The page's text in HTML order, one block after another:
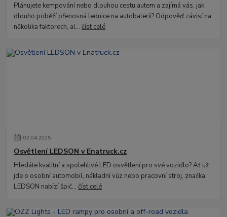
Plánujete kempování nebo dlouhou cestu autem a zajímá vás, jak
dlouho poběží přenosná lednice na autobaterii? Odpověď závisí na
několika faktorech, al...číst celé
02.04.2025
Osvětlení LEDSON v Enatruck.cz
Hledáte kvalitní a spolehlivé LED osvětlení pro své vozidlo? Ať už
jde o osobní automobil, nákladní vůz nebo pracovní stroj, značka
LEDSON nabízí špič...číst celé